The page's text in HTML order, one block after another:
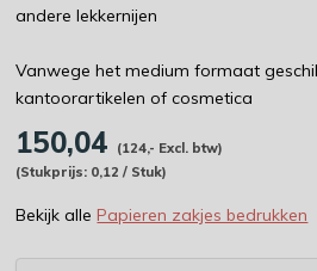
andere lekkernijen
Vanwege het medium formaat
kantoorartikelen of cosmetica
150,04 (124,- Excl. btw)
(Stukprijs: 0,12 / Stuk)
Bekijk alle Papieren zakjes bedrukken